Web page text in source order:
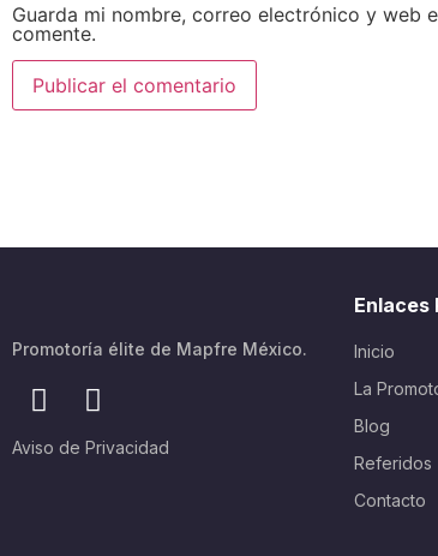
Guarda mi nombre, correo electrónico y web
comente.
Promotoría élite de Mapfre México.
Aviso de Privacidad
Enlaces
Inicio
La
Blog
Referidos
Contacto